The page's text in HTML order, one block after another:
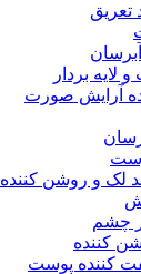
لایه بردار
آرایش صورت
لک و روشن کننده
چشم
کننده
کننده پوست